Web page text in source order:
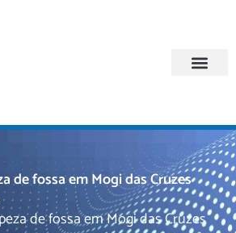
de fossa em Mogi das Cruzes
de fossa em Mogi das Cruzes